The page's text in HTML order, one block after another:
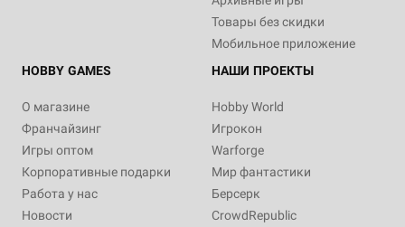
Товары без скидки
Мобильное приложение
HOBBY GAMES
О магазине
Франчайзинг
Игры оптом
Корпоративные подарки
Работа у нас
Новости
НАШИ ПРОЕКТЫ
Hobby World
Игрокон
Warforge
Мир фантастики
Берсерк
CrowdRepublic